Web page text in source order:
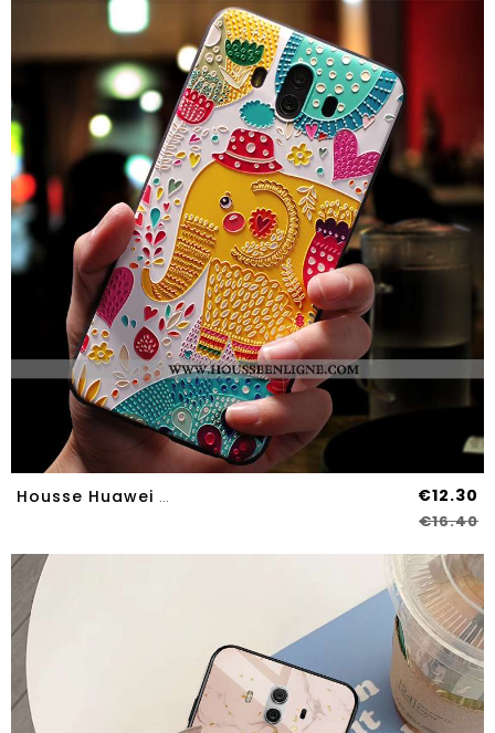
Housse Huawei Mate 10 Ultra Tendance Nouveau Jaune Ornements Suspendus Étui Délavé En Daim €12.30
€16.40